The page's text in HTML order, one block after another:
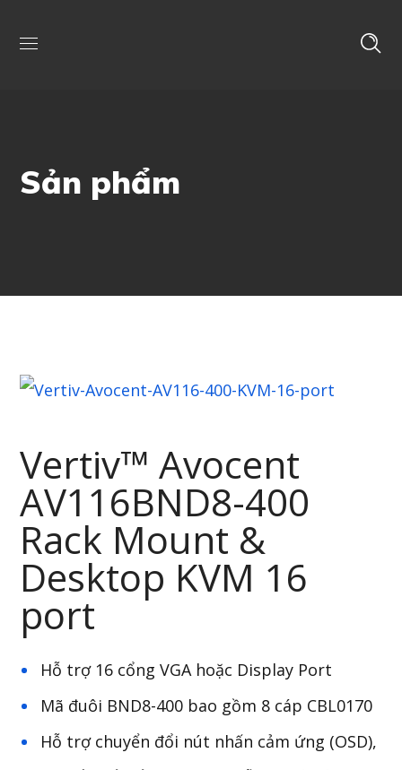
Sản phẩm
Vertiv™ Avocent
AV116BND8-400
Rack Mount &
Desktop KVM 16
port
Hỗ trợ 16 cổng VGA hoặc Display Port
Mã đuôi BND8-400 bao gồm 8 cáp CBL0170
Hỗ trợ chuyển đổi nút nhấn cảm ứng (OSD),